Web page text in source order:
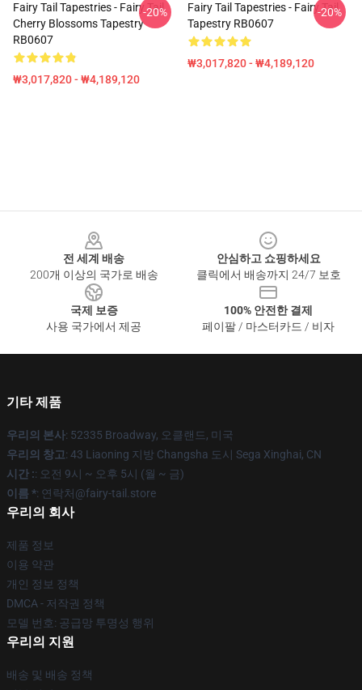
Fairy Tail Tapestries - Fairy Tail
Cherry Blossoms Tapestry
RB0607
₩3,017,820 - ₩4,189,120
-20%
Fairy Tail Tapestries - Fairy Tail
Tapestry RB0607
₩3,017,820 - ₩4,189,120
-20%
전 세계 배송
200개 이상의 국가로 배송
안심하고 쇼핑하세요
클릭에서 배송까지 24/7 보호
국제 보증
사용 국가에서 제공
100% 안전한 결제
페이팔 / 마스터카드 / 비자
기타 제품
우리의 본사: 52335 Broadway, 오클랜드, 미국
우리의 창고: 43 Liaoning 지방 Changsha 도시 Sega Xinghai, CN
시간 :: 오전 9시 ~ 오후 5시 (월 ~ 금)
이름 *: 연락처@fairy-tail.store
우리의 회사
제품 정보
이용 약관
개인 정보 정책
DMCA - 저작권 정책
모델 번호: 공급망 투명성 행위
우리의 지원
배송 및 배송 정책